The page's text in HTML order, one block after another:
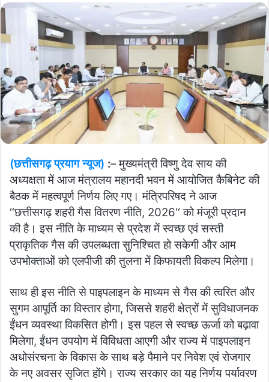
(छत्तीसगढ़ प्रयाग न्यूज) :– मुख्यमंत्री विष्णु देव साय की
अध्यक्षता में आज मंत्रालय महानदी भवन में आयोजित कैबिनेट की
बैठक में महत्वपूर्ण निर्णय लिए गए। मंत्रिपरिषद ने आज
‘‘छत्तीसगढ़ शहरी गैस वितरण नीति, 2026‘‘ को मंजूरी प्रदान
की है। इस नीति के माध्यम से प्रदेश में स्वच्छ एवं सस्ती
प्राकृतिक गैस की उपलब्धता सुनिश्चित हो सकेगी और आम
उपभोक्ताओं को एलपीजी की तुलना में किफायती विकल्प मिलेगा।
साथ ही इस नीति से पाइपलाइन के माध्यम से गैस की त्वरित और
सुगम आपूर्ति का विस्तार होगा, जिससे शहरी क्षेत्रों में सुविधाजनक
ईंधन व्यवस्था विकसित होगी। इस पहल से स्वच्छ ऊर्जा को बढ़ावा
मिलेगा, ईंधन उपयोग में विविधता आएगी और राज्य में पाइपलाइन
अधोसंरचना के विकास के साथ बड़े पैमाने पर निवेश एवं रोजगार
के नए अवसर सृजित होंगे। राज्य सरकार का यह निर्णय पर्यावरण